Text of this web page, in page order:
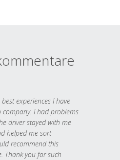
experiences I have
I had problems
driver stayed with me
helped me sort
recommend this
Thank you for such